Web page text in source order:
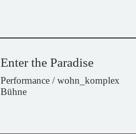
Enter the Paradise
Performance / wohn_komplex
Bühne